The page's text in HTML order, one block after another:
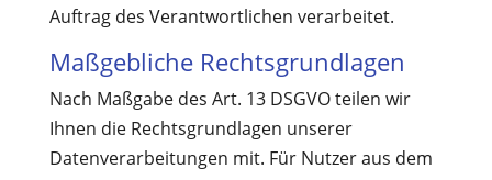
Auftrag des Verantwortlichen verarbeitet.
Maßgebliche Rechtsgrundlagen
Nach Maßgabe des Art. 13 DSGVO teilen wir
Ihnen die Rechtsgrundlagen unserer
Datenverarbeitungen mit. Für Nutzer aus dem